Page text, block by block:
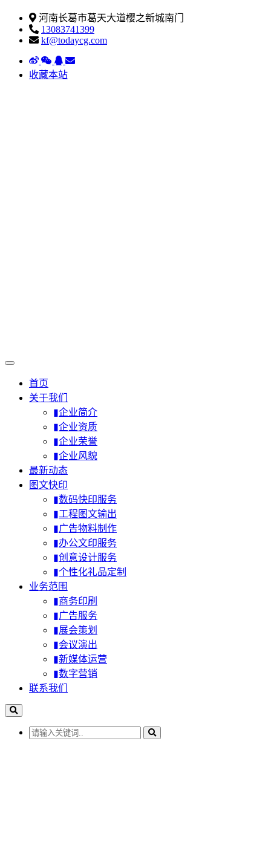
河南长葛市葛天大道樱之新城南门
13083741399
kf@todaycg.com
收藏本站
首页
关于我们
▮企业简介
▮企业资质
▮企业荣誉
▮企业风貌
最新动态
图文快印
▮数码快印服务
▮工程图文输出
▮广告物料制作
▮办公文印服务
▮创意设计服务
▮个性化礼品定制
业务范围
▮商务印刷
▮广告服务
▮展会策划
▮会议演出
▮新媒体运营
▮数字营销
联系我们